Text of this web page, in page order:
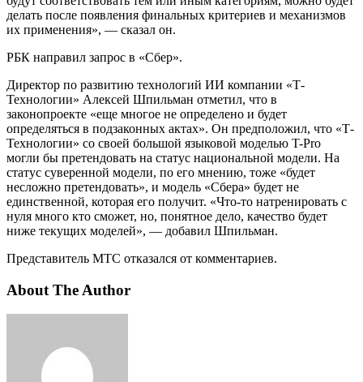
делать после появления финальных критериев и механизмов
их применения», — сказал он.
РБК направил запрос в «Сбер».
Директор по развитию технологий ИИ компании «Т-
Технологии» Алексей Шпильман отметил, что в
законопроекте «еще многое не определено и будет
определяться в подзаконных актах». Он предположил, что «Т-
Технологии» со своей большой языковой моделью T-Pro
могли бы претендовать на статус национальной модели. На
статус суверенной модели, по его мнению, тоже «будет
несложно претендовать», и модель «Сбера» будет не
единственной, которая его получит. «Что-то натренировать с
нуля много кто сможет, но, понятное дело, качество будет
ниже текущих моделей», — добавил Шпильман.
Представитель МТС отказался от комментариев.
About The Author